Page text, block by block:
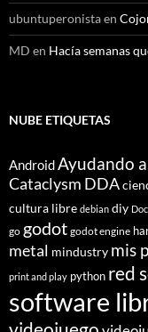
ubuntuperonistaen
MD en Hacía semanas
NUBE ETIQUETAS
AndroidAyudando
Cataclysm DDA
cultura libre debian diy
go godot godot engine
metal mindustry mis
print and play python red
software